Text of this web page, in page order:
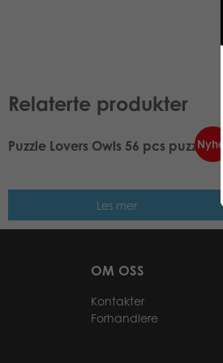
Relaterte produkter
Nyhet
Puzzle Lovers Owls 56 pcs puzzle
Les mer
OM OSS
Kontakter
Forhandlere